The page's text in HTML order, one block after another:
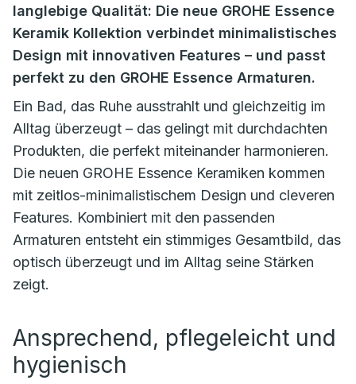
langlebige Qualität: Die neue GROHE Essence
Keramik Kollektion verbindet minimalistisches
Design mit innovativen Features – und passt
perfekt zu den GROHE Essence Armaturen.
Ein Bad, das Ruhe ausstrahlt und gleichzeitig im
Alltag überzeugt – das gelingt mit durchdachten
Produkten, die perfekt miteinander harmonieren.
Die neuen GROHE Essence Keramiken kommen
mit zeitlos-minimalistischem Design und cleveren
Features. Kombiniert mit den passenden
Armaturen entsteht ein stimmiges Gesamtbild, das
optisch überzeugt und im Alltag seine Stärken
zeigt.
Ansprechend, pflegeleicht und
hygienisch